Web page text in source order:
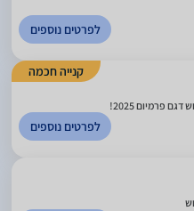
לפרטים נוספים
קנייה חכמה
לפרטים נוספים